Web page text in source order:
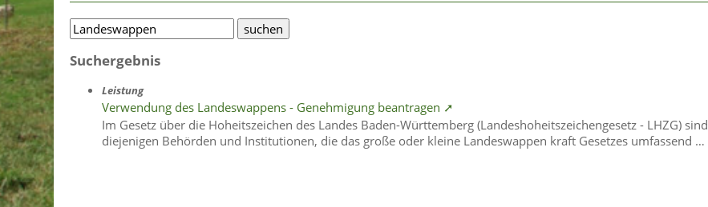
Suchergebnis
Leistung
Verwendung des Landeswappens - Genehmigung beantragen ➚
Im Gesetz über die Hoheitszeichen des Landes Baden-Württemberg (Landeshoheitszeichengesetz - LHZG) sind
diejenigen Behörden und Institutionen, die das große oder kleine Landeswappen kraft Gesetzes umfassend …